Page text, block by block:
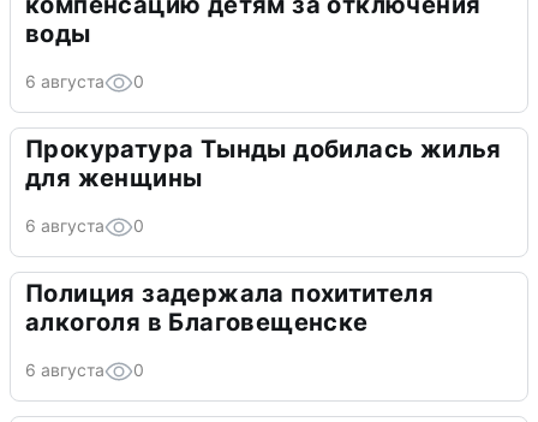
воды
6 августа 0
Прокуратура Тынды добилась жилья
для женщины
6 августа 0
Полиция задержала похитителя
алкоголя в Благовещенске
6 августа 0